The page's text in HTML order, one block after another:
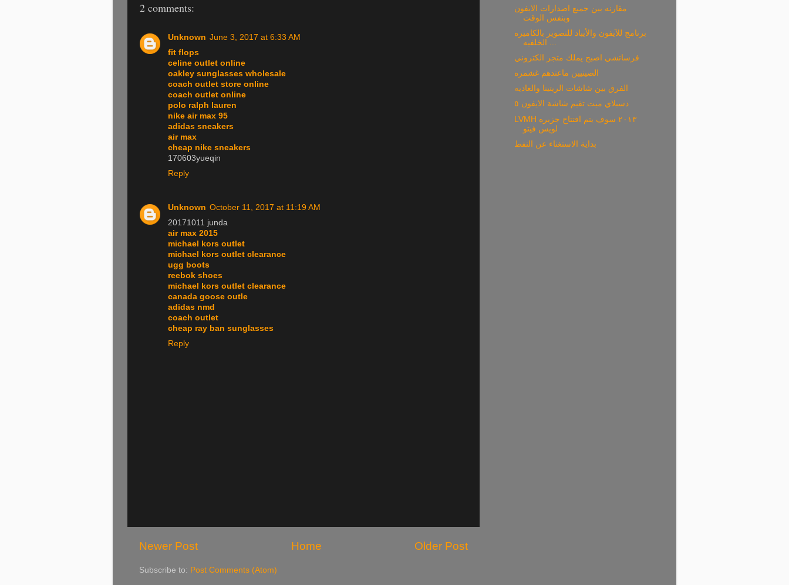
2 comments:
Unknown June 3, 2017 at 6:33 AM
fit flops
celine outlet online
oakley sunglasses wholesale
coach outlet store online
coach outlet online
polo ralph lauren
nike air max 95
adidas sneakers
air max
cheap nike sneakers
170603yueqin
Reply
Unknown October 11, 2017 at 11:19 AM
20171011 junda
air max 2015
michael kors outlet
michael kors outlet clearance
ugg boots
reebok shoes
michael kors outlet clearance
canada goose outle
adidas nmd
coach outlet
cheap ray ban sunglasses
Reply
Newer Post Older Post
Home
Subscribe to: Post Comments (Atom)
مقارنه بين جميع اصدارات الايفون
وبنفس الوقت
برنامج للآيفون والأيباد للتصوير بالكاميره
فرساتشي اصبح يملك متجر الكتروني
الصينيين ماعندهم غشمره
الفرق بين شاشات الريتينا والعاديه
دسبلاي ميت تقيم شاشة الايفون ٥
LVMH ٢٠١٣ سوف يتم افتتاح جزيره
لويس فيتو
بداية الاستغناء عن النفط